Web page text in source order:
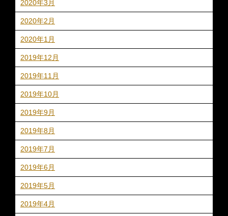
2020年3月
2020年2月
2020年1月
2019年12月
2019年11月
2019年10月
2019年9月
2019年8月
2019年7月
2019年6月
2019年5月
2019年4月